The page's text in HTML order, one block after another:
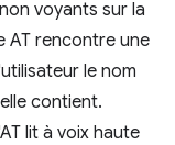
voyants sur la
AT rencontre une
le nom
contient.
lit à voix haute